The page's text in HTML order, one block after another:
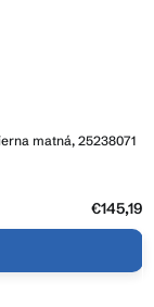
matná, 25238071
€145,19